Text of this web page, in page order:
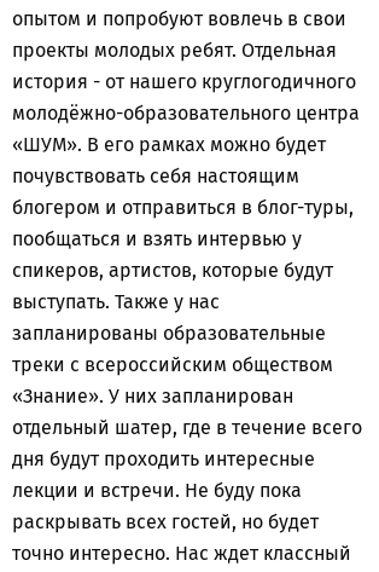
опытом и попробуют вовлечь в свои
проекты молодых ребят. Отдельная
история - от нашего круглогодичного
молодёжно-образовательного центра
«ШУМ». В его рамках можно будет
почувствовать себя настоящим
блогером и отправиться в блог-туры,
пообщаться и взять интервью у
спикеров, артистов, которые будут
выступать. Также у нас
запланированы образовательные
треки с всероссийским обществом
«Знание». У них запланирован
отдельный шатер, где в течение всего
дня будут проходить интересные
лекции и встречи. Не буду пока
раскрывать всех гостей, но будет
точно интересно. Нас ждет классный